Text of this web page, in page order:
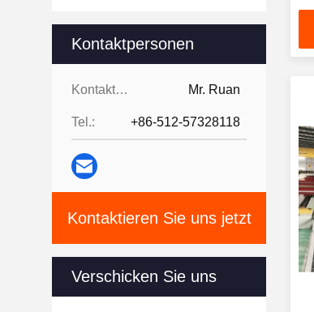
Kontaktpersonen
Kontaktpersonen: Mr. Ruan
Tel.: +86-512-57328118
Kontaktieren Sie uns jetzt
Verschicken Sie uns